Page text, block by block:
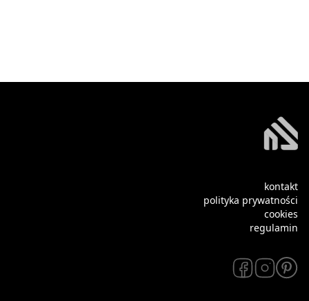
kontakt
polityka prywatności
cookies
regulamin